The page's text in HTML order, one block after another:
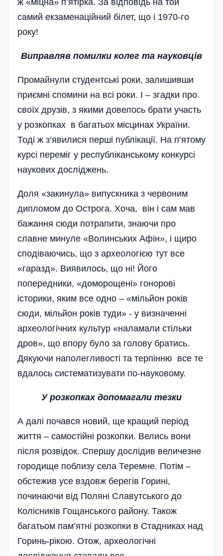
ж «міцна» п’ятірка. За відповідь на той
самий екзаменаційний білет, що і 1970-го
року!
Виправляв помилки колег та науковців
Промайнули студентські роки, залишивши
приємні спомини на всі роки. І – згадки про
своїх друзів, з якими довелось брати участь
у розкопках в багатьох місцинах України.
Тоді ж з’явилися перші публікації. На п’ятому
курсі переміг у республікан­ському конкурсі
наукових дослі­джень.
Доля «закинула» випускника з червоним
дипломом до Острога. Хоча, він і сам мав
бажання сюди потрапити, знаючи про
славне минуле «Волинських Афін», і щиро
сподіваючись, що з археологією тут все
«гаразд». Виявилось, що ні! Його
попередники, «доморощені» гонорові
історики, яким все одно – «мільйон років
сюди, мільйон років туди» - у визначенні
археологічних культур «наламали стільки
дров», що впору було за голову братись.
Дякуючи наполегливості та терпінню все те
вдалось систематизувати по-науковому.
У розкопках допомагали тезки
А далі почався новий, ще кращий період
життя – самостійні розкопки. Велись вони
після розвідок. Спершу дослідив величезне
городище поблизу села Теремне. Потім –
обстежив усе вздовж берегів Горині,
починаючи від Поляні Славутського до
Колісників Гощанського району. Також
багатьом пам’ятні розкопки в Стадниках над
Горинь-рікою. Отож, археологічні